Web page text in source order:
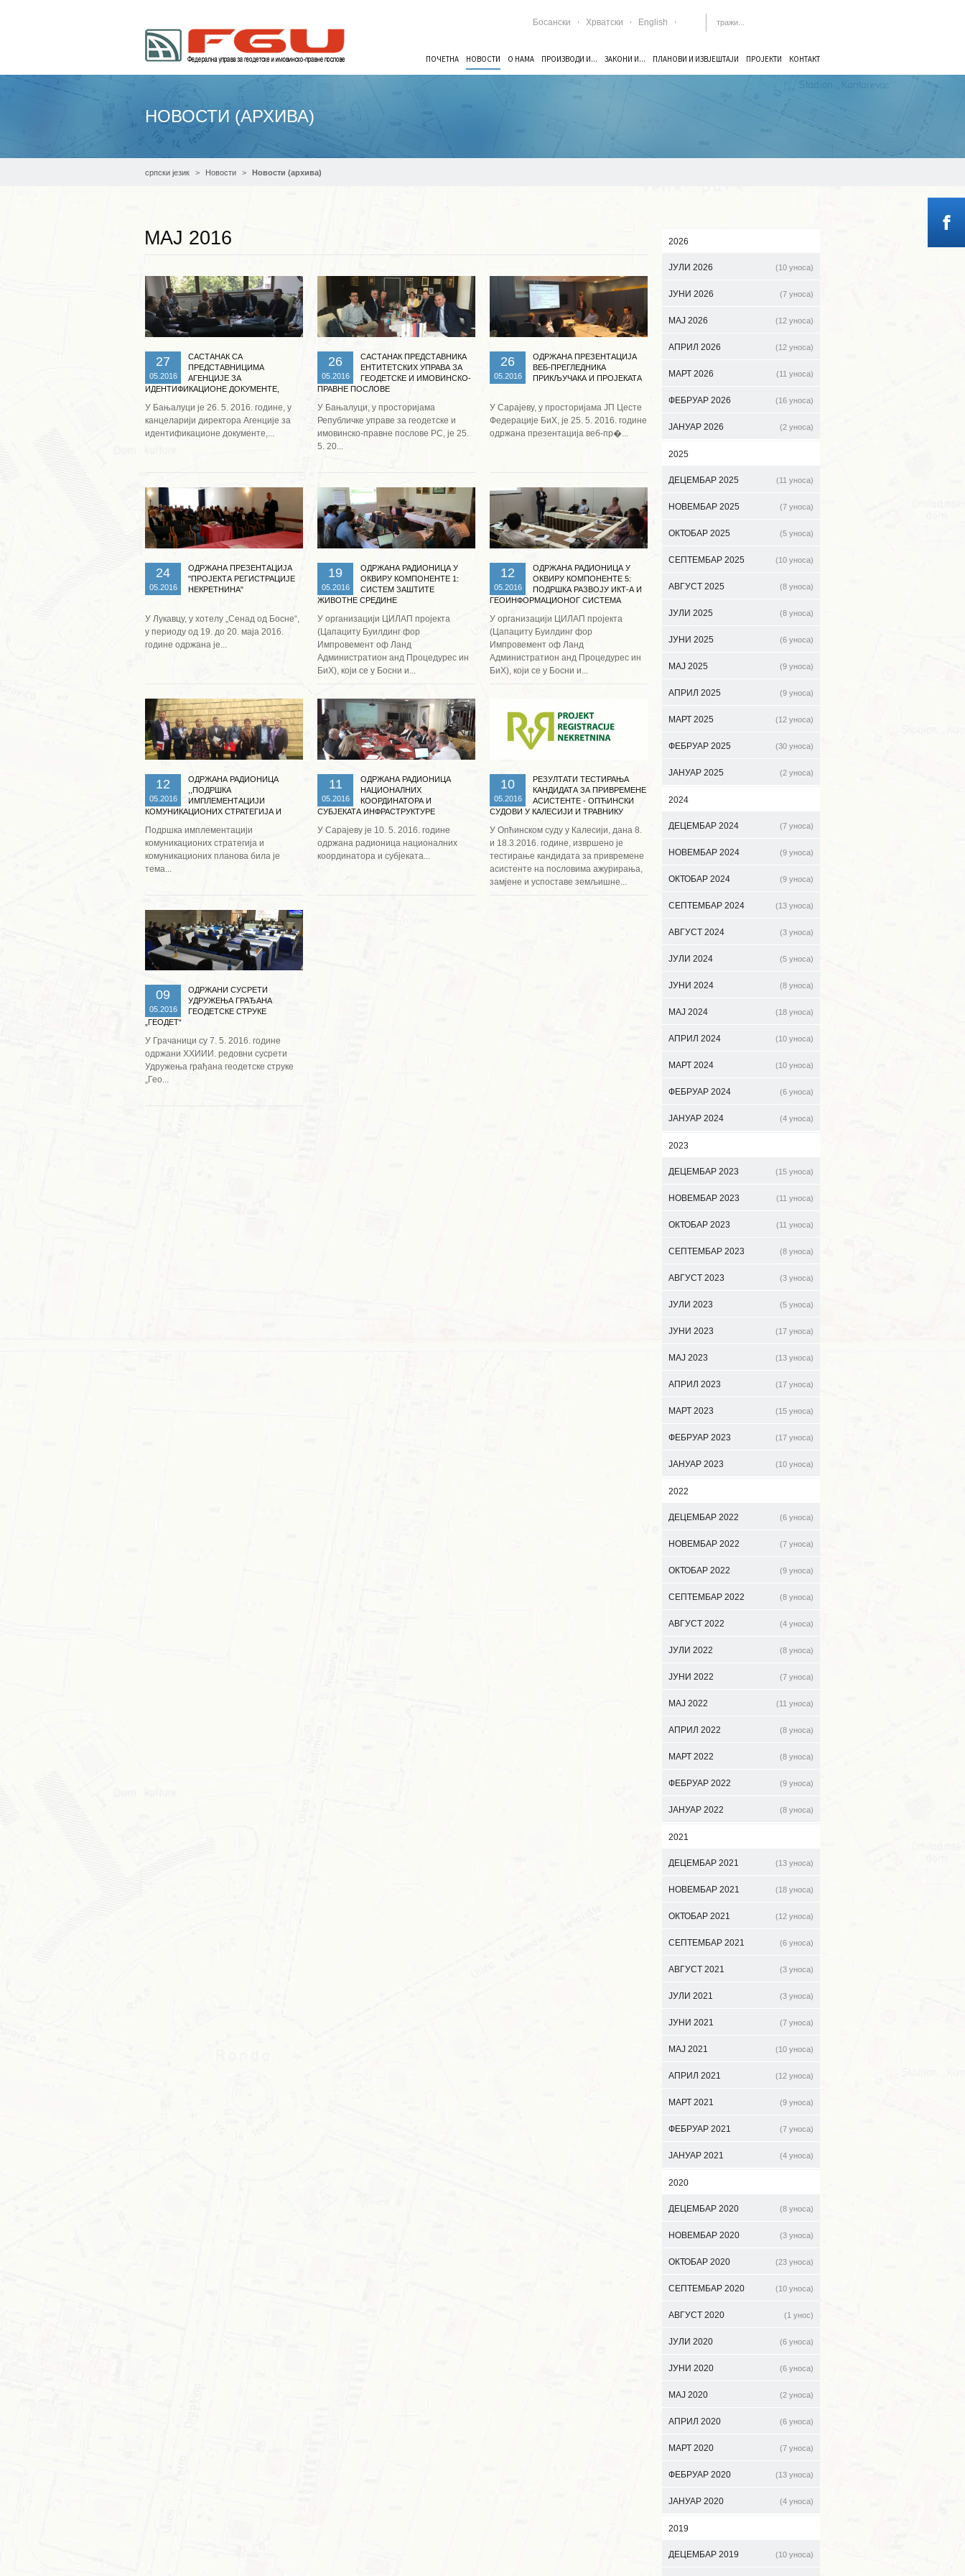
Босански Хрватски English
ПОЧЕТНА НОВОСТИ О НАМА ПРОИЗВОДИ И... ЗАКОНИ И... ПЛАНОВИ И ИЗВЈЕШТАЈИ ПРОЈЕКТИ КОНТАКТ
НОВОСТИ (АРХИВА)
српски језик Новости Новости (архива)
МАЈ 2016
27
05.2016
САСТАНАК СА
ПРЕДСТАВНИЦИМА
АГЕНЦИЈЕ ЗА
ИДЕНТИФИКАЦИОНЕ ДОКУМЕНТЕ,
БИХ
У Бањалуци је 26. 5. 2016. године, у
канцеларији директора Агенције за
идентификационе документе,...
Опширније ...
26
05.2016
САСТАНАК ПРЕДСТАВНИКА
ЕНТИТЕТСКИХ УПРАВА ЗА
ГЕОДЕТСКЕ И ИМОВИНСКО-
ПРАВНЕ ПОСЛОВЕ
У Бањалуци, у просторијама
Републичке управе за геодетске и
имовинско-правне послове РС, је 25.
5. 20...
Опширније ...
26
05.2016
ОДРЖАНА ПРЕЗЕНТАЦИЈА
ВЕБ-ПРЕГЛЕДНИКА
ПРИКЉУЧАКА И ПРОЈЕКАТА
У Сарајеву, у просторијама ЈП Цесте
Федерације БиХ, је 25. 5. 2016. године
одржана презентација веб-пр�...
24
05.2016
ОДРЖАНА ПРЕЗЕНТАЦИЈА
"ПРОЈЕКТА РЕГИСТРАЦИЈЕ
НЕКРЕТНИНА"
У Лукавцу, у хотелу „Сенад од Босне“,
у периоду од 19. до 20. маја 2016.
године одржана је...
19
05.2016
ОДРЖАНА РАДИОНИЦА У
ОКВИРУ КОМПОНЕНТЕ 1:
СИСТЕМ ЗАШТИТЕ
ЖИВОТНЕ СРЕДИНЕ
У организацији ЦИЛАП пројекта
(Цапацитy Буилдинг фор
Импровемент оф Ланд
Администратион анд Процедурес ин
БиХ), који се у Босни и...
12
05.2016
ОДРЖАНА РАДИОНИЦА У
ОКВИРУ КОМПОНЕНТЕ 5:
ПОДРШКА РАЗВОЈУ ИКТ-А И
ГЕОИНФОРМАЦИОНОГ СИСТЕМА
У организацији ЦИЛАП пројекта
(Цапацитy Буилдинг фор
Импровемент оф Ланд
Администратион анд Процедурес ин
БиХ), који се у Босни и...
12
05.2016
ОДРЖАНА РАДИОНИЦА
,,ПОДРШКА
ИМПЛЕМЕНТАЦИЈИ
КОМУНИКАЦИОНИХ СТРАТЕГИЈА И
Подршка имплементацији
комуникационих стратегија и
комуникационих планова била је
тема...
Опширније ...
11
05.2016
ОДРЖАНА РАДИОНИЦА
НАЦИОНАЛНИХ
КООРДИНАТОРА И
СУБЈЕКАТА ИНФРАСТРУКТУРЕ
У Сарајеву је 10. 5. 2016. године
одржана радионица националних
координатора и субјеката...
Опширније ...
10
05.2016
РЕЗУЛТАТИ ТЕСТИРАЊА
КАНДИДАТА ЗА ПРИВРЕМЕНЕ
АСИСТЕНТЕ - ОПЋИНСКИ
СУДОВИ У КАЛЕСИЈИ И ТРАВНИКУ
У Опћинском суду у Калесији, дана 8.
и 18.3.2016. године, извршено је
тестирање кандидата за привремене
асистенте на пословима ажурирања,
замјене и успоставе земљишне...
09
05.2016
ОДРЖАНИ СУСРЕТИ
УДРУЖЕЊА ГРАЂАНА
ГЕОДЕТСКЕ СТРУКЕ
„ГЕОДЕТ“
У Грачаници су 7. 5. 2016. године
одржани XXИИИ. редовни сусрети
Удружења грађана геодетске струке
„Гео...
2026
ЈУЛИ 2026 (10 уноса)
ЈУНИ 2026 (7 уноса)
МАЈ 2026 (12 уноса)
АПРИЛ 2026 (12 уноса)
МАРТ 2026 (11 уноса)
ФЕБРУАР 2026 (16 уноса)
ЈАНУАР 2026 (2 уноса)
2025
ДЕЦЕМБАР 2025 (11 уноса)
НОВЕМБАР 2025 (7 уноса)
ОКТОБАР 2025 (5 уноса)
СЕПТЕМБАР 2025 (10 уноса)
АВГУСТ 2025 (8 уноса)
ЈУЛИ 2025 (8 уноса)
ЈУНИ 2025 (6 уноса)
МАЈ 2025 (9 уноса)
АПРИЛ 2025 (9 уноса)
МАРТ 2025 (12 уноса)
ФЕБРУАР 2025 (30 уноса)
ЈАНУАР 2025 (2 уноса)
2024
ДЕЦЕМБАР 2024 (7 уноса)
НОВЕМБАР 2024 (9 уноса)
ОКТОБАР 2024 (9 уноса)
СЕПТЕМБАР 2024 (13 уноса)
АВГУСТ 2024 (3 уноса)
ЈУЛИ 2024 (5 уноса)
ЈУНИ 2024 (8 уноса)
МАЈ 2024 (18 уноса)
АПРИЛ 2024 (10 уноса)
МАРТ 2024 (10 уноса)
ФЕБРУАР 2024 (6 уноса)
ЈАНУАР 2024 (4 уноса)
2023
ДЕЦЕМБАР 2023 (15 уноса)
НОВЕМБАР 2023 (11 уноса)
ОКТОБАР 2023 (11 уноса)
СЕПТЕМБАР 2023 (8 уноса)
АВГУСТ 2023 (3 уноса)
ЈУЛИ 2023 (5 уноса)
ЈУНИ 2023 (17 уноса)
МАЈ 2023 (13 уноса)
АПРИЛ 2023 (17 уноса)
МАРТ 2023 (15 уноса)
ФЕБРУАР 2023 (17 уноса)
ЈАНУАР 2023 (10 уноса)
2022
ДЕЦЕМБАР 2022 (6 уноса)
НОВЕМБАР 2022 (7 уноса)
ОКТОБАР 2022 (9 уноса)
СЕПТЕМБАР 2022 (8 уноса)
АВГУСТ 2022 (4 уноса)
ЈУЛИ 2022 (8 уноса)
ЈУНИ 2022 (7 уноса)
МАЈ 2022 (11 уноса)
АПРИЛ 2022 (8 уноса)
МАРТ 2022 (8 уноса)
ФЕБРУАР 2022 (9 уноса)
ЈАНУАР 2022 (8 уноса)
2021
ДЕЦЕМБАР 2021 (13 уноса)
НОВЕМБАР 2021 (18 уноса)
ОКТОБАР 2021 (12 уноса)
СЕПТЕМБАР 2021 (6 уноса)
АВГУСТ 2021 (3 уноса)
ЈУЛИ 2021 (3 уноса)
ЈУНИ 2021 (7 уноса)
МАЈ 2021 (10 уноса)
АПРИЛ 2021 (12 уноса)
МАРТ 2021 (9 уноса)
ФЕБРУАР 2021 (7 уноса)
ЈАНУАР 2021 (4 уноса)
2020
ДЕЦЕМБАР 2020 (8 уноса)
НОВЕМБАР 2020 (3 уноса)
ОКТОБАР 2020 (23 уноса)
СЕПТЕМБАР 2020 (10 уноса)
АВГУСТ 2020 (1 унос)
ЈУЛИ 2020 (6 уноса)
ЈУНИ 2020 (6 уноса)
МАЈ 2020 (2 уноса)
АПРИЛ 2020 (6 уноса)
МАРТ 2020 (7 уноса)
ФЕБРУАР 2020 (13 уноса)
ЈАНУАР 2020 (4 уноса)
2019
ДЕЦЕМБАР 2019 (10 уноса)